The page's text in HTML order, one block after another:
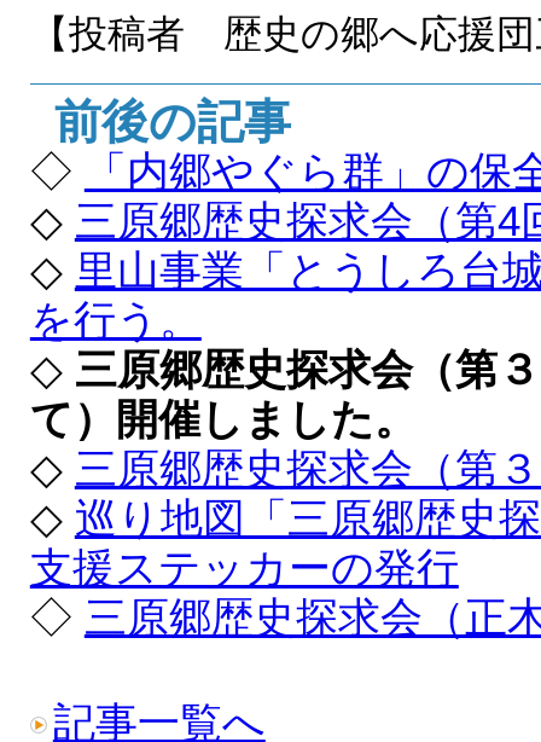
【投稿者 歴史の郷へ応援
前後の記事
◇
「内郷やぐら群」の保
◇ 三原郷歴史探求会（第4
◇ 里山事業「とうしろ台
を行う。
◇ 三原郷歴史探求会（第
て）開催しました。
◇ 三原郷歴史探求会（第
◇ 巡り地図「三原郷歴史
支援ステッカーの発行
◇ 三原郷歴史探求会（正
記事一覧へ